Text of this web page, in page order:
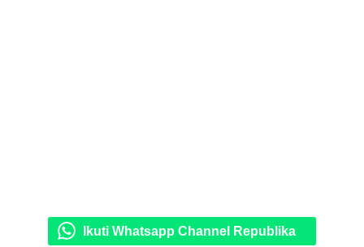
Ikuti Whatsapp Channel Republika